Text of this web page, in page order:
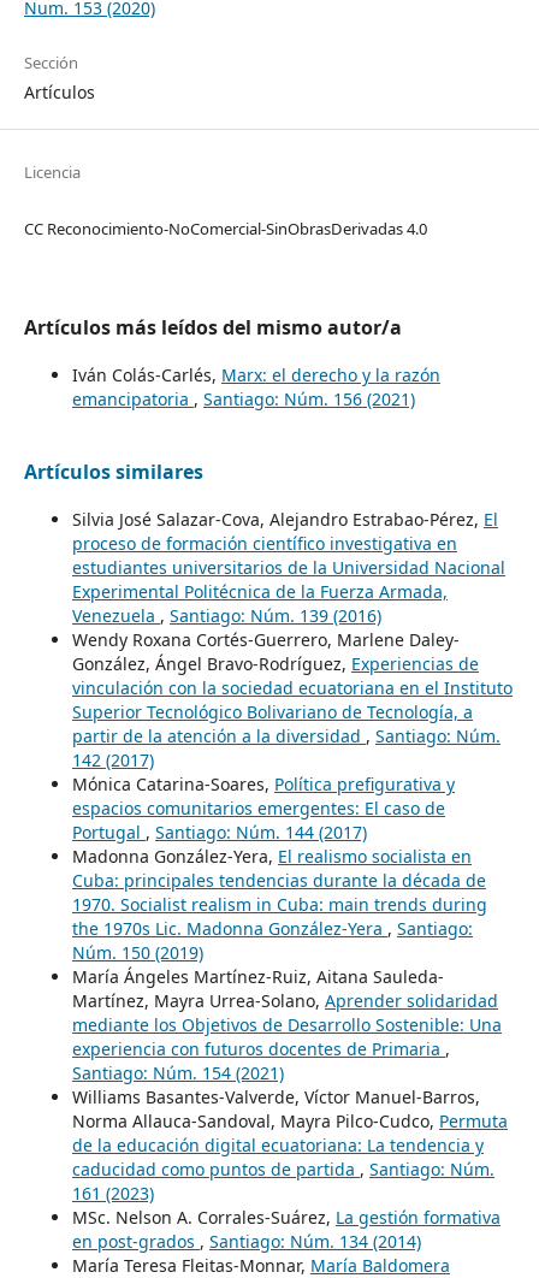
Num. 153 (2020)
Sección
Artículos
Licencia
CC Reconocimiento-NoComercial-SinObrasDerivadas 4.0
Artículos más leídos del mismo autor/a
Iván Colás-Carlés, Marx: el derecho y la razón
emancipatoria , Santiago: Núm. 156 (2021)
Artículos similares
Silvia José Salazar-Cova, Alejandro Estrabao-Pérez, El
proceso de formación científico investigativa en
estudiantes universitarios de la Universidad Nacional
Experimental Politécnica de la Fuerza Armada,
Venezuela , Santiago: Núm. 139 (2016)
Wendy Roxana Cortés-Guerrero, Marlene Daley-
González, Ángel Bravo-Rodríguez, Experiencias de
vinculación con la sociedad ecuatoriana en el Instituto
Superior Tecnológico Bolivariano de Tecnología, a
partir de la atención a la diversidad , Santiago: Núm.
142 (2017)
Mónica Catarina-Soares, Política prefigurativa y
espacios comunitarios emergentes: El caso de
Portugal , Santiago: Núm. 144 (2017)
Madonna González-Yera, El realismo socialista en
Cuba: principales tendencias durante la década de
1970. Socialist realism in Cuba: main trends during
the 1970s Lic. Madonna González-Yera , Santiago:
Núm. 150 (2019)
María Ángeles Martínez-Ruiz, Aitana Sauleda-
Martínez, Mayra Urrea-Solano, Aprender solidaridad
mediante los Objetivos de Desarrollo Sostenible: Una
experiencia con futuros docentes de Primaria ,
Santiago: Núm. 154 (2021)
Williams Basantes-Valverde, Víctor Manuel-Barros,
Norma Allauca-Sandoval, Mayra Pilco-Cudco, Permuta
de la educación digital ecuatoriana: La tendencia y
caducidad como puntos de partida , Santiago: Núm.
161 (2023)
MSc. Nelson A. Corrales-Suárez, La gestión formativa
en post-grados , Santiago: Núm. 134 (2014)
María Teresa Fleitas-Monnar, María Baldomera